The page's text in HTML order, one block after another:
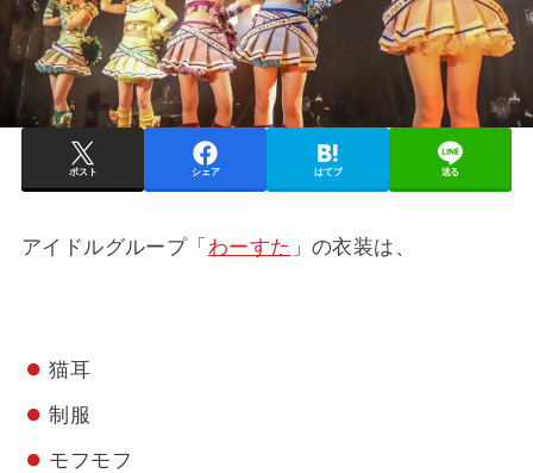
ポスト シェア はてブ 送る
アイドルグループ「わーすた 」の衣装は、
猫耳
制服
モフモフ